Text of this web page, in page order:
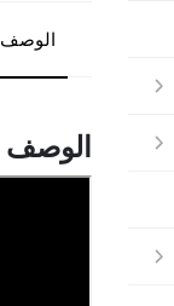
الوصف
الوصف